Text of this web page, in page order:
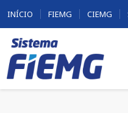
INÍCIO FIEMG CIEMG